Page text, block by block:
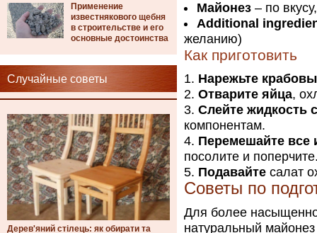
Применение
известнякового щебня
в строительстве и его
основные достоинства
Случайные советы
Дерев'яний стілець: як обирати та
Майонез – по
Additional
желанию)
Как приготовить
Нарежьте
Отварите яйца,
Слейте жидкость
компонентам.
Перемешайте все
посолите и
Подавайте салат
Советы по
Для более
натуральный